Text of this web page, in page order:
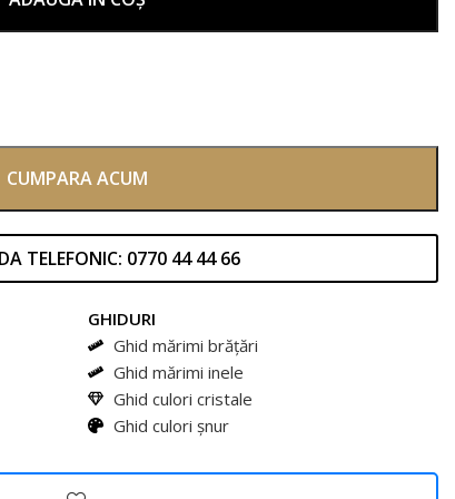
CUMPARA ACUM
TELEFONIC: 0770 44 44 66
GHIDURI
Ghid mărimi brățări
Ghid mărimi inele
Ghid culori cristale
Ghid culori șnur